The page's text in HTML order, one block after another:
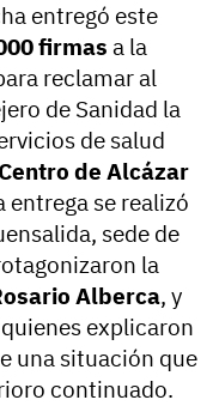
entregó este
firmas a la
reclamar al
de Sanidad la
de salud
de Alcázar
entrega se realizó
sede de
la
Alberca, y
explicaron
una situación que
continuado.